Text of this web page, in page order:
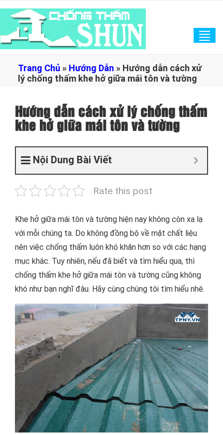
Trang Chủ » Hướng Dẫn » Hướng dẫn cách xử
lý chống thấm khe hở giữa mái tôn và tường
Hướng dẫn cách xử lý chống thấm
khe hở giữa mái tôn và tường
Nội Dung Bài Viết
Rate this post
Khe hở giữa mái tôn và tường hiện nay không còn xa lạ
với mỗi chúng ta. Do không đồng bộ về mặt chất liệu
nên việc chống thấm luôn khó khăn hơn so với các hạng
mục khác. Tuy nhiên, nếu đã biết và tìm hiểu qua, thì
chống thấm khe hở giữa mái tôn và tường cũng không
khó như bạn nghĩ đâu. Hãy cùng chúng tôi tìm hiểu nhé.